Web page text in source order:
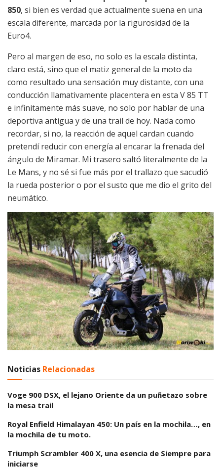
850, si bien es verdad que actualmente suena en una
escala diferente, marcada por la rigurosidad de la
Euro4.
Pero al margen de eso, no solo es la escala distinta,
claro está, sino que el matiz general de la moto da
como resultado una sensación muy distante, con una
conducción llamativamente placentera en esta V 85 TT
e infinitamente más suave, no solo por hablar de una
deportiva antigua y de una trail de hoy. Nada como
recordar, si no, la reacción de aquel cardan cuando
pretendí reducir con energía al encarar la frenada del
ángulo de Miramar. Mi trasero saltó literalmente de la
Le Mans, y no sé si fue más por el trallazo que sacudió
la rueda posterior o por el susto que me dio el grito del
neumático.
Noticias Relacionadas
Voge 900 DSX, el lejano Oriente da un puñetazo sobre
la mesa trail
Royal Enfield Himalayan 450: Un país en la mochila…, en
la mochila de tu moto.
Triumph Scrambler 400 X, una esencia de Siempre para
iniciarse